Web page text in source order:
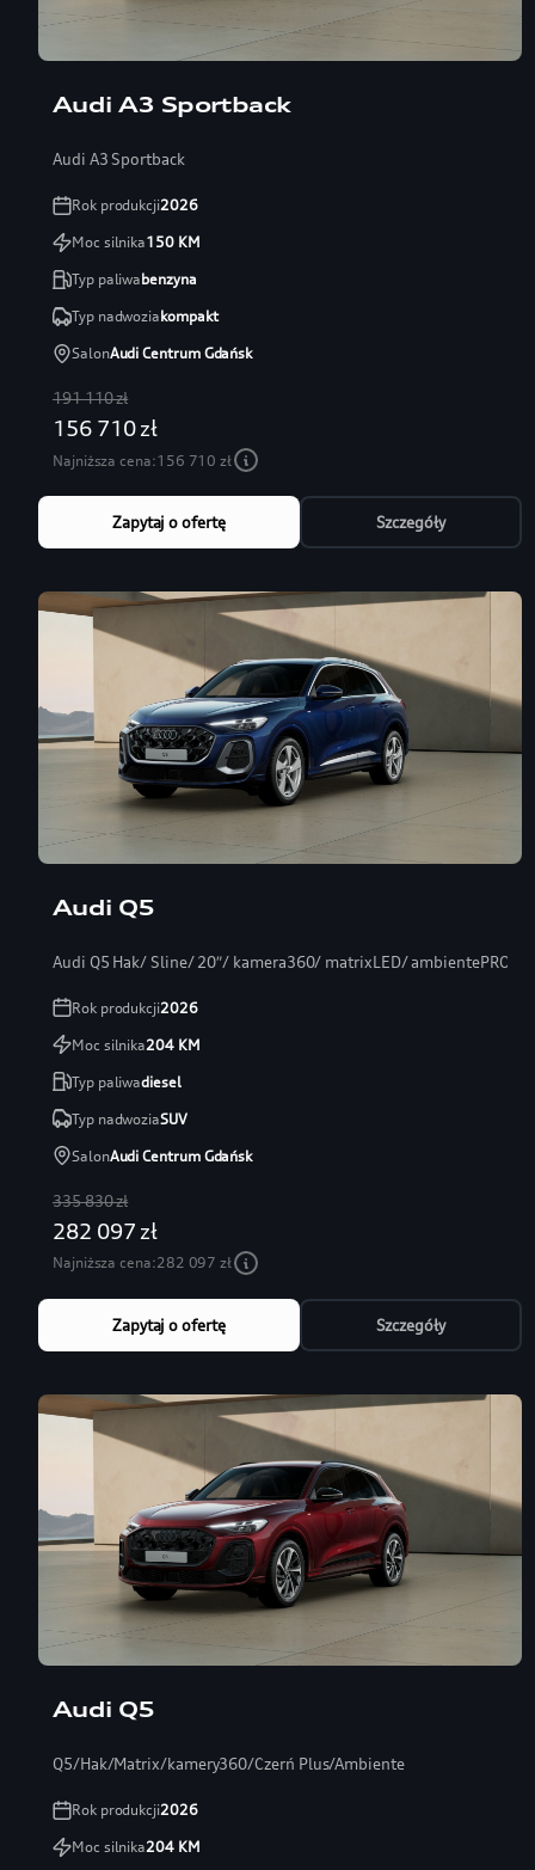
Audi A3 Sportback
Audi A3 Sportback
Rok produkcji2026
Moc silnika150KM
Typ paliwabenzyna
Typ nadwoziakompakt
SalonAudi Centrum Gdańsk
191 110 zł
156 710 zł
Najniższa cena:156 710 zł
Zapytaj o ofertę Szczegóły
Audi Q5
Audi Q5 Hak/ Sline/ 20″/ kamera360/ matrixLED/ ambientePRO/
Rok produkcji2026
Moc silnika204KM
Typ paliwadiesel
Typ nadwoziaSUV
SalonAudi Centrum Gdańsk
335 830 zł
282 097 zł
Najniższa cena:282 097 zł
Zapytaj o ofertę Szczegóły
Audi Q5
Q5/Hak/Matrix/kamery360/Czerń Plus/Ambiente
Rok produkcji2026
Moc silnika204KM